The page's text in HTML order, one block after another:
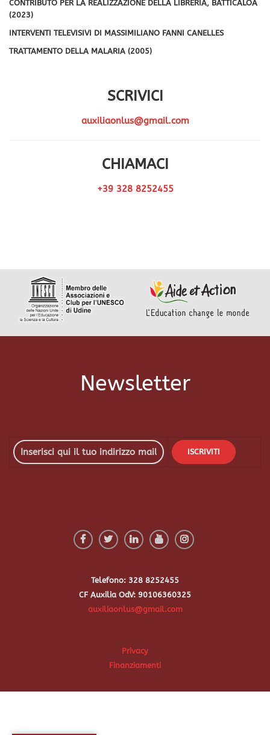
CONTRIBUTO PER LA REALIZZAZIONE DELLA LIBRERIA, BATTICALOA
(2023)
INTERVENTI TELEVISIVI DI MASSIMILIANO FANNI CANELLES
TRATTAMENTO DELLA MALARIA (2005)
SCRIVICI
auxiliaonlus@gmail.com
CHIAMACI
+39 328 8252455
Newsletter
Telefono: 328 8252455
CF Auxilia OdV: 90106360325
auxiliaonlus@gmail.com
Privacy
Finanziamenti